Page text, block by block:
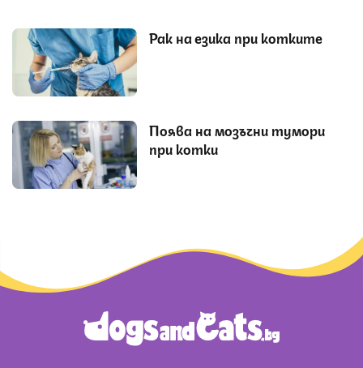
Рак на езика при котките
Поява на мозъчни тумори
при котки